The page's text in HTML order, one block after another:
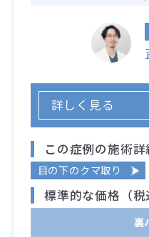
詳しく見る
この症例の施術詳
目の下のクマ取り
標準的な価格（税
裏